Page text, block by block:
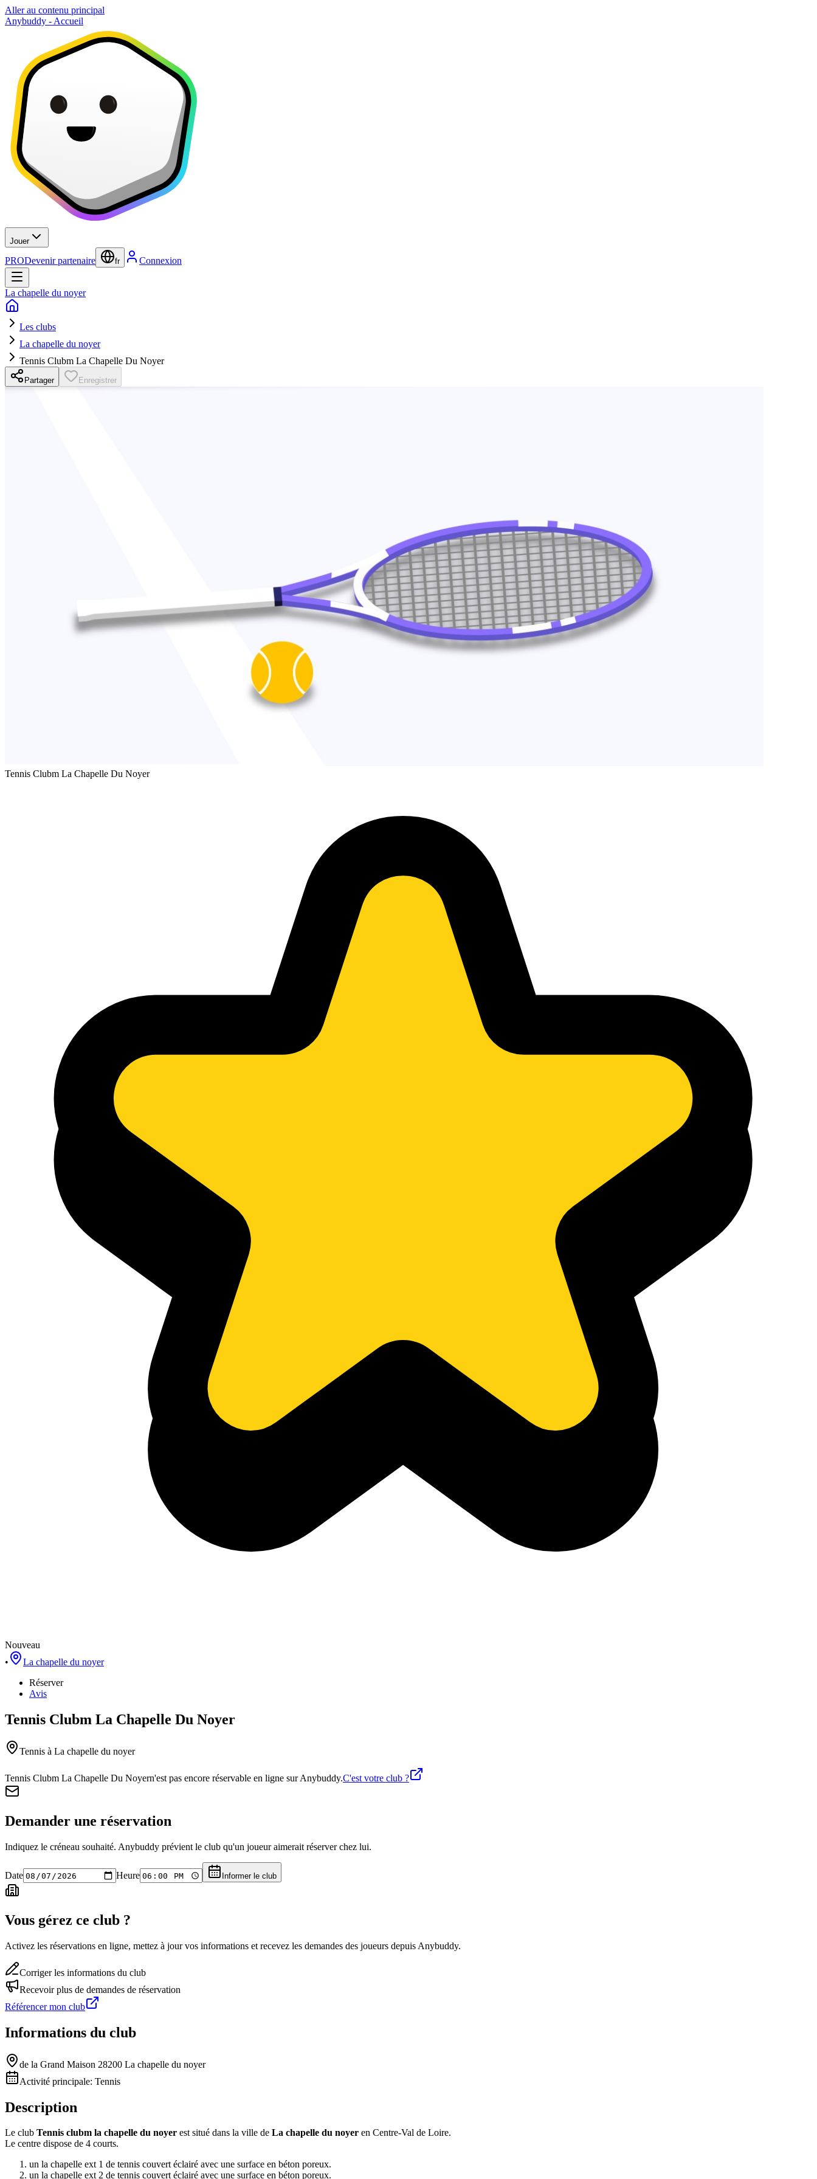
Aller au contenu principal
Anybuddy - Accueil
Jouer
PRODevenir partenaire fr Connexion
La chapelle du noyer
Les clubs
La chapelle du noyer
Tennis Clubm La Chapelle Du Noyer
Partager Enregistrer
Tennis Clubm La Chapelle Du Noyer
Nouveau
•
La chapelle du noyer
Réserver
Avis
Tennis Clubm La Chapelle Du Noyer
Tennis à La chapelle du noyer
Tennis Clubm La Chapelle Du Noyern'est pas encore réservable en ligne sur Anybuddy.C'est votre club ?
Demander une réservation
Indiquez le créneau souhaité. Anybuddy prévient le club qu'un joueur aimerait réserver chez lui.
Date Heure Informer le club
Vous gérez ce club ?
Activez les réservations en ligne, mettez à jour vos informations et recevez les demandes des joueurs depuis Anybuddy.
Corriger les informations du club
Recevoir plus de demandes de réservation
Référencer mon club
Informations du club
de la Grand Maison 28200 La chapelle du noyer
Activité principale: Tennis
Description
Le club Tennis clubm la chapelle du noyer est situé dans la ville de La chapelle du noyer en Centre-Val de Loire.
Le centre dispose de 4 courts.
un la chapelle ext 1 de tennis couvert éclairé avec une surface en béton poreux.
un la chapelle ext 2 de tennis couvert éclairé avec une surface en béton poreux.